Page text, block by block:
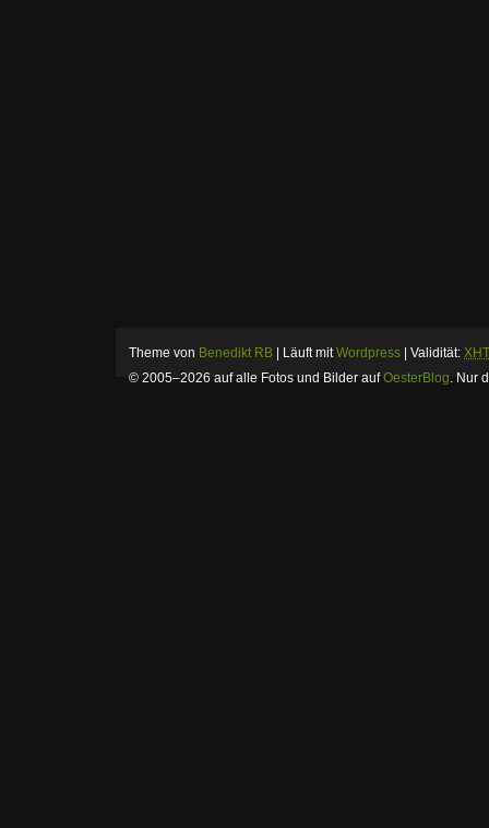
Theme von Benedikt RB | Läuft mitWordpress | Validität:
© 2005–2026 auf alle Fotos und Bilder aufOesterBlog. Nur